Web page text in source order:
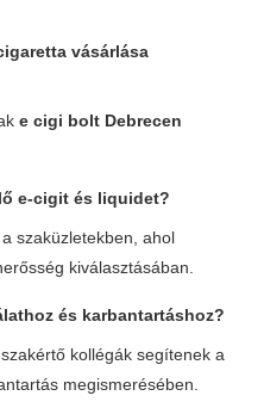
vásárlása
e cigi bolt Debrecen
e-cigit és liquidet?
szaküzletekben, ahol
kiválasztásában.
és karbantartáshoz?
kollégák segítenek a
megismerésében.